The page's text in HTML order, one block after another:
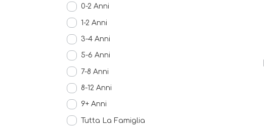
0-2 Anni
1-2 Anni
3-4 Anni
5-6 Anni
7-8 Anni
8-12 Anni
9+ Anni
Tutta La Famiglia